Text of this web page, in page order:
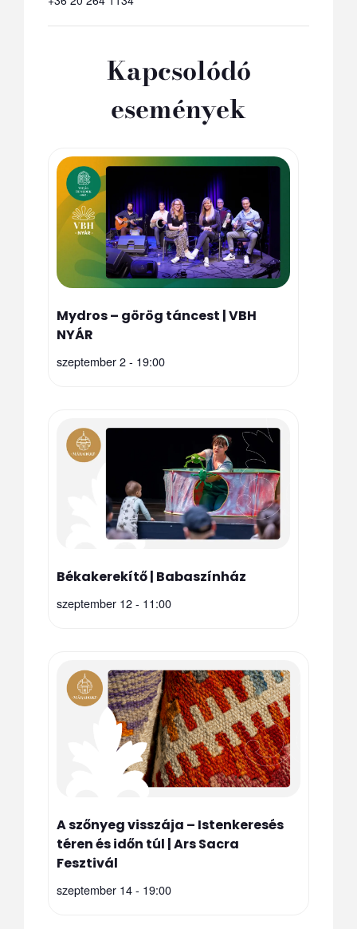
Kapcsolódó
események
Mydros – görög táncest | VBH
NYÁR
szeptember 2 - 19:00
Békakerekítő | Babaszínház
szeptember 12 - 11:00
A szőnyeg visszája – Istenkeresés
téren és időn túl | Ars Sacra
Fesztivál
szeptember 14 - 19:00